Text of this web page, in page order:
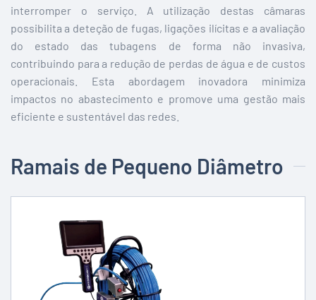
interromper o serviço. A utilização destas câmaras
possibilita a deteção de fugas, ligações ilícitas e a avaliação
do estado das tubagens de forma não invasiva,
contribuindo para a redução de perdas de água e de custos
operacionais. Esta abordagem inovadora minimiza
impactos no abastecimento e promove uma gestão mais
eficiente e sustentável das redes.
Ramais de Pequeno Diâmetro